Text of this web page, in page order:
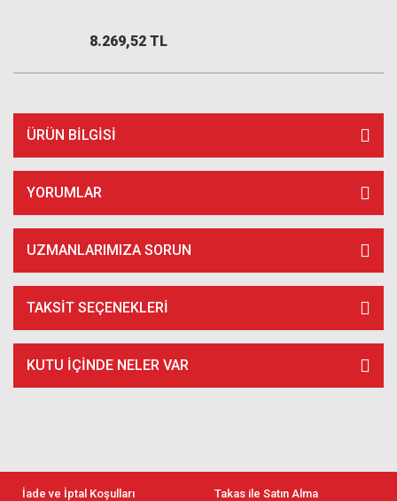
8.269,52 TL
ÜRÜN BILGISI
YORUMLAR
UZMANLARIMIZA SORUN
TAKSIT SEÇENEKLERI
KUTU İÇİNDE NELER VAR
İade ve İptal Koşulları Takas ile Satın Alma